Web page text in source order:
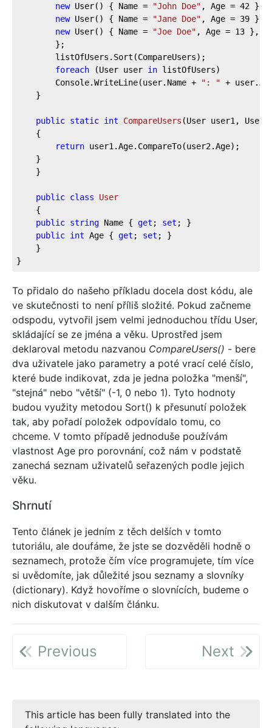
new User() { Name = "John Doe" , Age = 42 },
new User() { Name = "Jane Doe" , Age = 39 },
new User() { Name = "Joe Doe" , Age = 13 },
        };
        listOfUsers.Sort(CompareUsers);
foreach (User user in listOfUsers)
        Console.WriteLine(user.Name +
": " +
    }
public static int CompareUsers (User user1, User
    {
return user1.Age.CompareTo(user2.Age);
    }
}
public class
User
{
public string Name { get ; set ; }
public int Age { get ; set ; }
}
}
To přidalo do našeho příkladu docela dost kódu, ale
ve skutečnosti to není příliš složité. Pokud začneme
odspodu, vytvořil jsem velmi jednoduchou třídu User,
skládající se ze jména a věku. Uprostřed jsem
deklaroval metodu nazvanou CompareUsers() - bere
dva uživatele jako parametry a poté vrací celé číslo,
které bude indikovat, zda je jedna položka "menší",
"stejná" nebo "větší" (-1, 0 nebo 1). Tyto hodnoty
budou využity metodou Sort() k přesunutí položek
tak, aby pořadí položek odpovídalo tomu, co
chceme. V tomto případě jednoduše používám
vlastnost Age pro porovnání, což nám v podstatě
zanechá seznam uživatelů seřazených podle jejich
věku.
Shrnutí
Tento článek je jedním z těch delších v tomto
tutoriálu, ale doufáme, že jste se dozvěděli hodně o
seznamech, protože čím více programujete, tím více
si uvědomíte, jak důležité jsou seznamy a slovníky
(dictionary). Když hovoříme o slovnících, budeme o
nich diskutovat v dalším článku.
Previous Next
This article has been fully translated into the